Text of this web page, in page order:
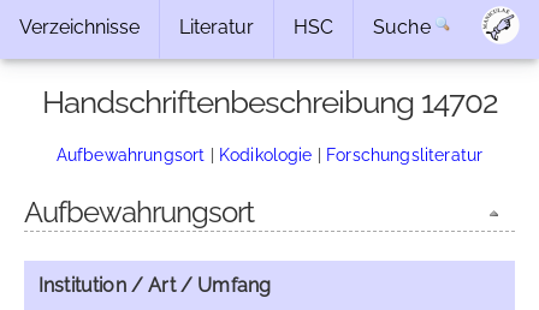
Verzeichnisse Literatur HSC Suche
Handschriftenbeschreibung 14702
Aufbewahrungsort | Kodikologie | Forschungsliteratur
Aufbewahrungsort
Institution / Art / Umfang